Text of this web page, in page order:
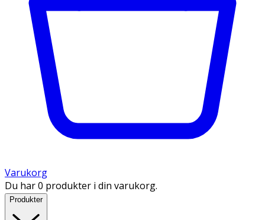
Varukorg
Du har 0 produkter i din varukorg.
Produkter